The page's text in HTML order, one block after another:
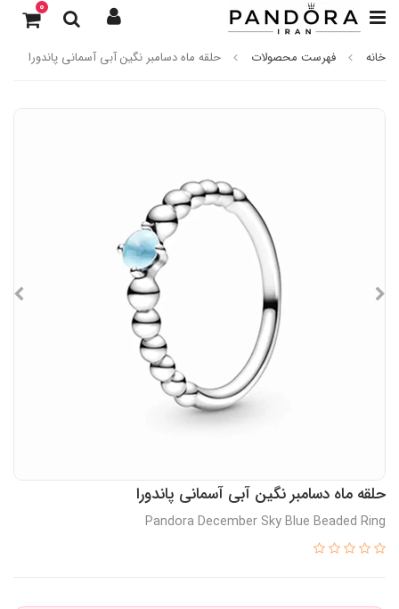
0
خانه فهرست محصولات حلقه ماه دسامبر نگین آبی آسمانی پاندورا
حلقه ماه دسامبر نگین آبی آسمانی پاندورا
Pandora December Sky Blue Beaded Ring